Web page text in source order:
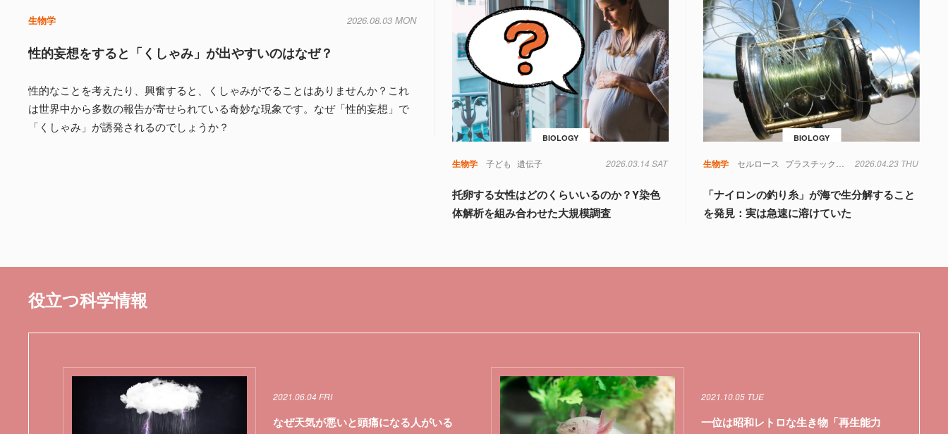
生物学 2026.08.03 MON
性的妄想をすると「くしゃみ」が出やすいのはなぜ？
性的なことを考えたり、興奮すると、くしゃみがでることはありませんか？これ
は世界中から多数の報告が寄せられている奇妙な現象です。なぜ「性的妄想」で
「くしゃみ」が誘発されるのでしょうか？
BIOLOGY
生物学 子ども 遺伝子 2026.03.14 SAT
托卵する女性はどのくらいいるのか？Y染色
体解析を組み合わせた大規模調査
BIOLOGY
生物学 セルロース プラスチック 微生物 海洋生物 生物学
2026.04.23 THU
「ナイロンの釣り糸」が海で生分解すること
を発見：実は急速に溶けていた
役立つ科学情報
2021.06.04 FRI
なぜ天気が悪いと頭痛になる人がいる
2021.10.05 TUE
一位は昭和レトロな生き物「再生能力